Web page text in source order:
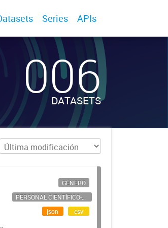
Series APIs
006
DATASETS
GÉNERO
PERSONAL CIENTÍFICO-TECNOLÓGICO
json
csv